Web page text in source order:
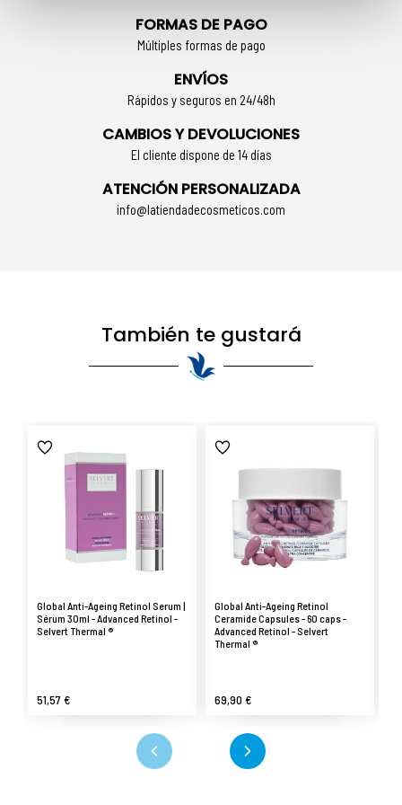
FORMAS DE PAGO
Múltiples formas de pago
ENVÍOS
Rápidos y seguros en 24/48h
CAMBIOS Y DEVOLUCIONES
El cliente dispone de 14 días
ATENCIÓN PERSONALIZADA
info@latiendadecosmeticos.com
También te gustará
Global Anti-Ageing Retinol Serum |
Sérum 30ml - Advanced Retinol -
Selvert Thermal ®
51,57 €
Global Anti-Ageing Retinol
Ceramide Capsules - 60 caps -
Advanced Retinol - Selvert
Thermal ®
69,90 €